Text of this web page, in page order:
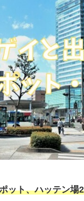
ット、ハッテン場